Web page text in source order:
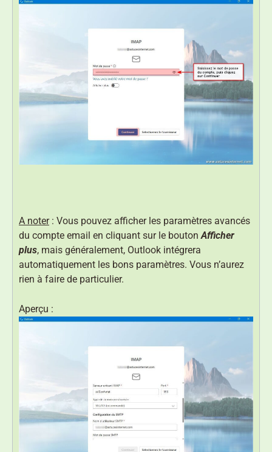
A noter: Vous pouvez afficher les paramètres avancés
du compte email en cliquant sur le boutonAfficher
plus, mais généralement, Outlook intégrera
automatiquement les bons paramètres. Vous n’aurez
rien à faire de particulier.
Aperçu :